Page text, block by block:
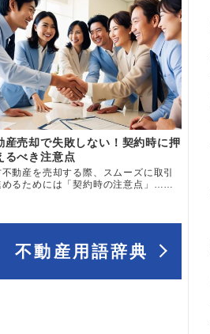
産売却で失敗しない！契約時に押
るべき注意点
動産を売却する際、スムーズに取引
めるためには「契約時の注意点」……
不動産用語辞典